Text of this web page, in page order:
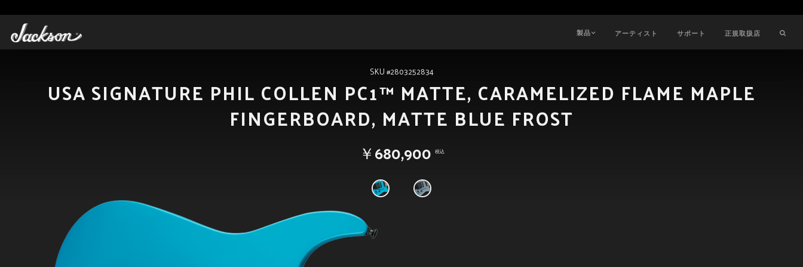
製品 アーティスト サポート 正規取扱店
SKU #2803252834
USA SIGNATURE PHIL COLLEN PC1™ MATTE, CARAMELIZED FLAME MAPLE
FINGERBOARD, MATTE BLUE FROST
￥680,900 税込